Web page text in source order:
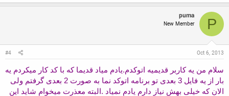
P
puma
New Member
Oct 6, 2013
#4
سلام من یه کاربر قدیمیه اتوکدم.یادم میاد قدیما که با کد کار میکردم یه
بار از یه فایل 3 بعدی تو برنامه اتوکد نما به صورت 2 بعدی گرفتم ولی
الان که خیلی بهش نیاز دارم یادم نمیاد .البته معذرت میخوام شاید این